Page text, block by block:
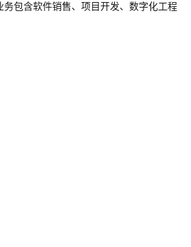
包含软件销售、项目开发、数字化工程